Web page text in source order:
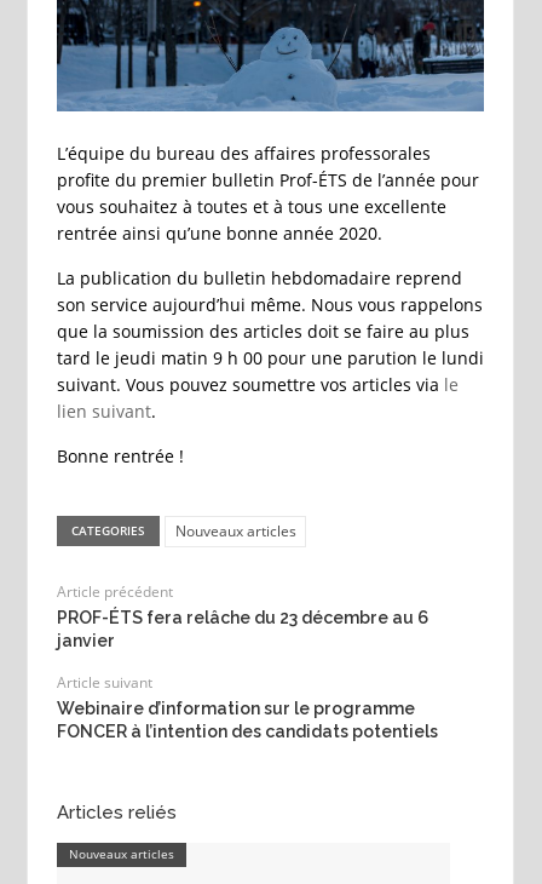
L’équipe du bureau des affaires professorales
profite du premier bulletin Prof-ÉTS de l’année pour
vous souhaitez à toutes et à tous une excellente
rentrée ainsi qu’une bonne année 2020.
La publication du bulletin hebdomadaire reprend
son service aujourd’hui même. Nous vous rappelons
que la soumission des articles doit se faire au plus
tard le jeudi matin 9 h 00 pour une parution le lundi
suivant. Vous pouvez soumettre vos articles via le
lien suivant.
Bonne rentrée !
CATEGORIES Nouveaux articles
Article précédent
PROF-ÉTS fera relâche du 23 décembre au 6
janvier
Article suivant
Webinaire d’information sur le programme
FONCER à l’intention des candidats potentiels
Articles reliés
Nouveaux articles